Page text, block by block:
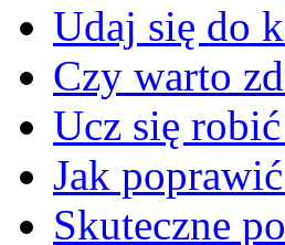
Udaj się do
Czy warto
Ucz się
Jak
Skuteczne